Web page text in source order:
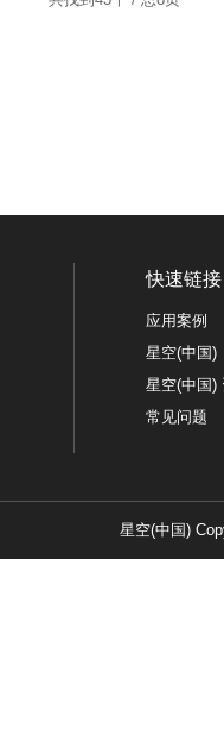
快速链接
应用案例
星空(中国)
星空(中国)
常见问题
星空(中国)